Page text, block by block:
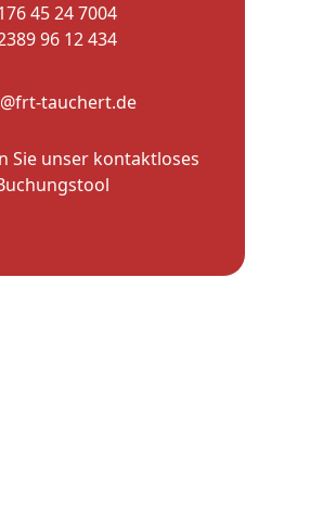
45 24 7004
96 12 434
tauchert.de
Sie unser kontaktloses